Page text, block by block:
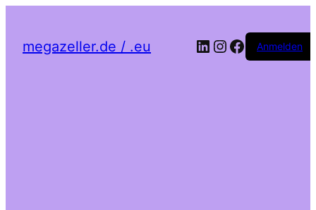
megazeller.de / .eu LinkedIn
Instagram
Facebook
Anmelden